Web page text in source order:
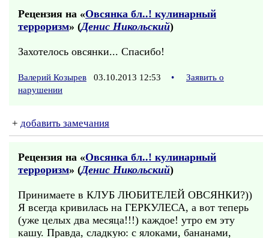
Рецензия на «Овсянка бл..! кулинарный
терроризм» (Денис Никольский)
Захотелось овсянки... Спасибо!
Валерий Козырев 03.10.2013 12:53 •
Заявить о
нарушении
+ добавить замечания
Рецензия на «Овсянка бл..! кулинарный
терроризм» (Денис Никольский)
Принимаете в КЛУБ ЛЮБИТЕЛЕЙ ОВСЯНКИ?))
Я всегда кривилась на ГЕРКУЛЕСА, а вот теперь
(уже целых два месяца!!!) каждое! утро ем эту
кашу. Правда, сладкую: с ялоками, бананами,